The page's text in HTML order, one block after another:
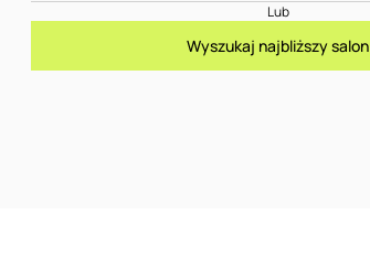
Lub
Wyszukaj najbliższy salon